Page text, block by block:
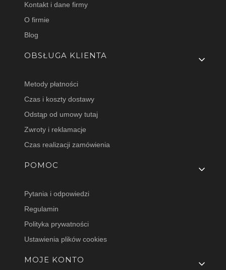
Kontakt i dane firmy
O firmie
Blog
OBSŁUGA KLIENTA
Metody płatności
Czas i koszty dostawy
Odstąp od umowy tutaj
Zwroty i reklamacje
Czas realizacji zamówienia
POMOC
Pytania i odpowiedzi
Regulamin
Polityka prywatności
Ustawienia plików cookies
MOJE KONTO